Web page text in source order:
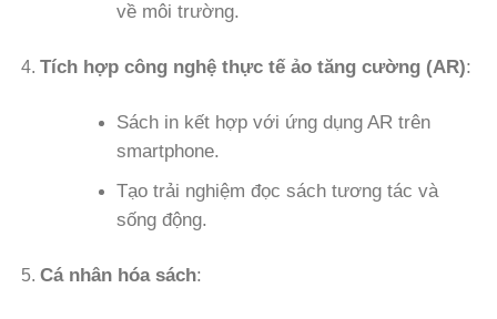
về môi trường.
Tích hợp công nghệ thực tế ảo tăng cường (AR):
Sách in kết hợp với ứng dụng AR trên
smartphone.
Tạo trải nghiệm đọc sách tương tác và
sống động.
Cá nhân hóa sách: